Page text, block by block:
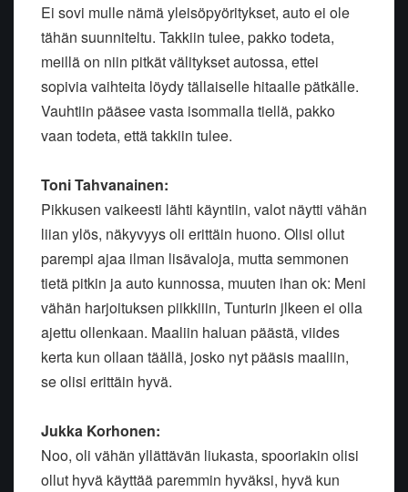
Ei sovi mulle nämä yleisöpyöritykset, auto ei ole
tähän suunniteltu. Takkiin tulee, pakko todeta,
meillä on niin pitkät välitykset autossa, ettei
sopivia vaihteita löydy tällaiselle hitaalle pätkälle.
Vauhtiin pääsee vasta isommalla tiellä, pakko
vaan todeta, että takkiin tulee.
Toni Tahvanainen:
Pikkusen vaikeesti lähti käyntiin, valot näytti vähän
liian ylös, näkyvyys oli erittäin huono. Olisi ollut
parempi ajaa ilman lisävaloja, mutta semmonen
tietä pitkin ja auto kunnossa, muuten ihan ok: Meni
vähän harjoituksen piikkiiin, Tunturin jlkeen ei olla
ajettu ollenkaan. Maaliin haluan päästä, viides
kerta kun ollaan täällä, josko nyt pääsis maaliin,
se olisi erittäin hyvä.
Jukka Korhonen:
Noo, oli vähän yllättävän liukasta, spooriakin olisi
ollut hyvä käyttää paremmin hyväksi, hyvä kun